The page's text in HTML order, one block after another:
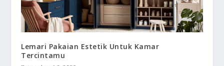
Lemari Pakaian Estetik Untuk Kamar
Tercintamu